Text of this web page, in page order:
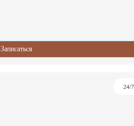
Записаться
24/7